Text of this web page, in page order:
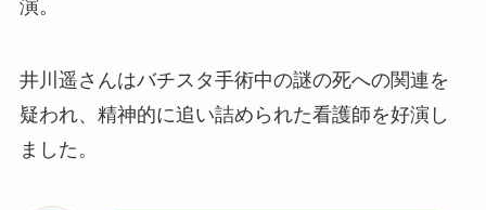
演。
井川遥さんはバチスタ手術中の謎の死への関連を
疑われ、精神的に追い詰められた看護師を好演し
ました。